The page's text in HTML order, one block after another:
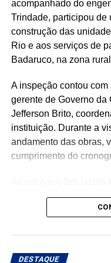
acompanhado do
Trindade, participou de
construção das
Rio e aos serviços de
Badaruco, na zona
A inspeção contou
gerente de Governo
Jefferson Brito,
instituição. Durante a
andamento das obras,
cumprimento do
melhoria da
município, com o
população.
DESTAQUE